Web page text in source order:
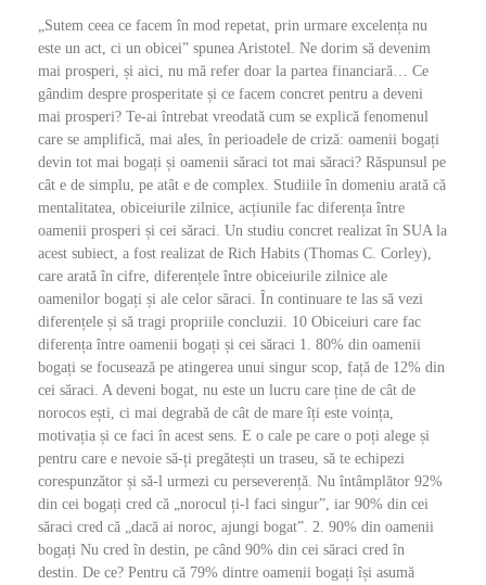
„Sutem ceea ce facem în mod repetat, prin urmare excelența nu
este un act, ci un obicei” spunea Aristotel. Ne dorim să devenim
mai prosperi, și aici, nu mă refer doar la partea financiară… Ce
gândim despre prosperitate și ce facem concret pentru a deveni
mai prosperi? Te-ai întrebat vreodată cum se explică fenomenul
care se amplifică, mai ales, în perioadele de criză: oamenii bogați
devin tot mai bogați și oamenii săraci tot mai săraci? Răspunsul pe
cât e de simplu, pe atât e de complex. Studiile în domeniu arată că
mentalitatea, obiceiurile zilnice, acțiunile fac diferența între
oamenii prosperi și cei săraci. Un studiu concret realizat în SUA la
acest subiect, a fost realizat de Rich Habits (Thomas C. Corley),
care arată în cifre, diferențele între obiceiurile zilnice ale
oamenilor bogați și ale celor săraci. În continuare te las să vezi
diferențele și să tragi propriile concluzii. 10 Obiceiuri care fac
diferența între oamenii bogați și cei săraci 1. 80% din oamenii
bogați se focusează pe atingerea unui singur scop, față de 12% din
cei săraci. A deveni bogat, nu este un lucru care ține de cât de
norocos ești, ci mai degrabă de cât de mare îți este voința,
motivația și ce faci în acest sens. E o cale pe care o poți alege și
pentru care e nevoie să-ți pregătești un traseu, să te echipezi
corespunzător și să-l urmezi cu perseverență. Nu întâmplător 92%
din cei bogați cred că „norocul ți-l faci singur”, iar 90% din cei
săraci cred că „dacă ai noroc, ajungi bogat”. 2. 90% din oamenii
bogați Nu cred în destin, pe când 90% din cei săraci cred în
destin. De ce? Pentru că 79% dintre oamenii bogați își asumă